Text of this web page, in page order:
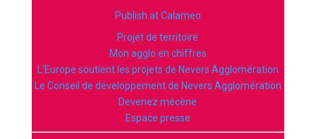
Publish at Calameo
Projet de territoire
Mon agglo en chiffres
L’Europe soutient les projets de Nevers Agglomération
Le Conseil de développement de Nevers Agglomération
Devenez mécène
Espace presse